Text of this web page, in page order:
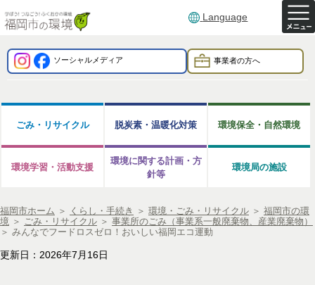
Language
ソーシャルメディア 事業者の方へ
ごみ・リサイクル 脱炭素・温暖化対策 環境保全・自然環境
環境学習・活動支援
環境に関する計画・方
針等
環境局の施設
福岡市ホーム ＞ くらし・手続き ＞ 環境・ごみ・リサイクル ＞ 福岡市の環
境 ＞ ごみ・リサイクル ＞ 事業所のごみ（事業系一般廃棄物、産業廃棄物）
＞ みんなでフードロスゼロ！おいしい福岡エコ運動
更新日：2026年7月16日